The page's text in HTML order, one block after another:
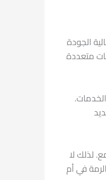
الجودة
متعددة
لذلك لا
في أم